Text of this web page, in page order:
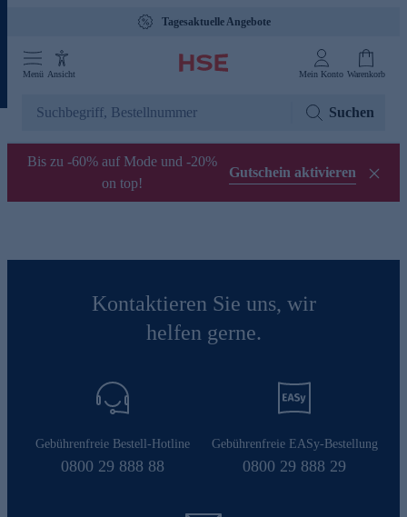
Tagesaktuelle Angebote
Menü Ansicht Mein Konto Warenkorb
Suchen
Bis zu -60% auf Mode und -20%
on top!
Gutschein aktivieren
Kontaktieren Sie uns, wir
helfen gerne.
Gebührenfreie Bestell-Hotline
0800 29 888 88
Gebührenfreie EASy-Bestellung
0800 29 888 29